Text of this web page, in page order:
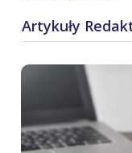
Artykuły